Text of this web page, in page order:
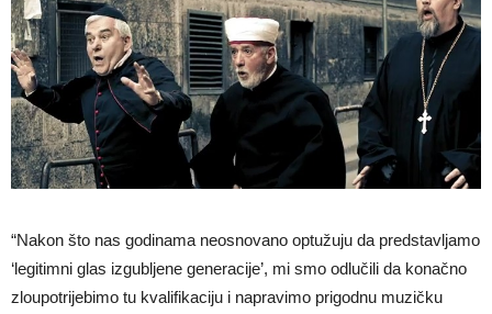
“Nakon što nas godinama neosnovano optužuju da predstavljamo
‘legitimni glas izgubljene generacije’, mi smo odlučili da konačno
zloupotrijebimo tu kvalifikaciju i napravimo prigodnu muzičku